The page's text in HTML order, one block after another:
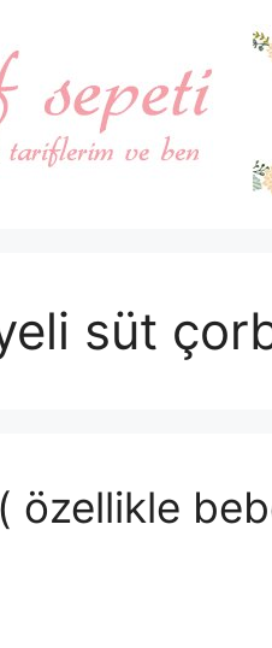
süt
özellikle